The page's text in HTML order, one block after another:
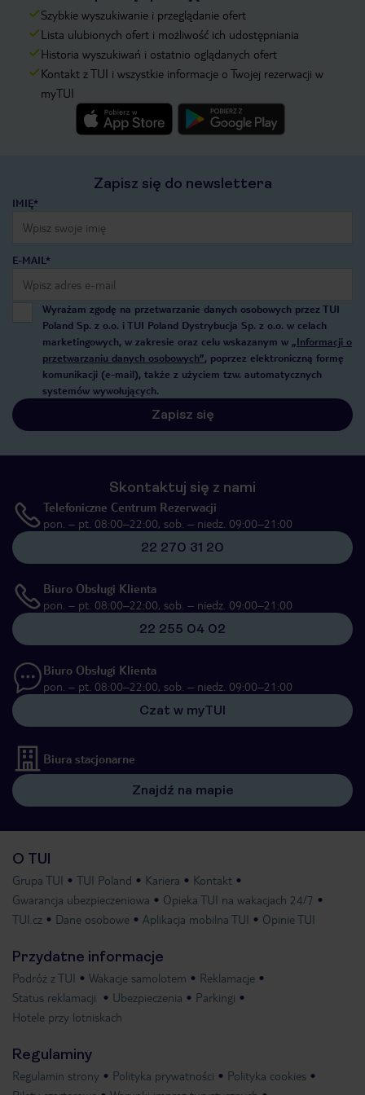
Szybkie wyszukiwanie i przeglądanie ofert
Lista ulubionych ofert i możliwość ich udostępniania
Historia wyszukiwań i ostatnio oglądanych ofert
Kontakt z TUI i wszystkie informacje o Twojej rezerwacji w
myTUI
Zapisz się do newslettera
IMIĘ*
E-MAIL*
Wyrażam zgodę na przetwarzanie danych osobowych przez TUI
Poland Sp. z o.o. i TUI Poland Dystrybucja Sp. z o.o. w celach
marketingowych, w zakresie oraz celu wskazanym w „Informacji o
przetwarzaniu danych osobowych”, poprzez elektroniczną formę
komunikacji (e-mail), także z użyciem tzw. automatycznych
systemów wywołujących.
Zapisz się
Skontaktuj się z nami
Telefoniczne Centrum Rezerwacji
pon. – pt. 08:00–22:00, sob. – niedz. 09:00–21:00
22 270 31 20
Biuro Obsługi Klienta
pon. – pt. 08:00–22:00, sob. – niedz. 09:00–21:00
22 255 04 02
Biuro Obsługi Klienta
pon. – pt. 08:00–22:00, sob. – niedz. 09:00–21:00
Czat w myTUI
Biura stacjonarne
Znajdź na mapie
O TUI
Grupa TUI TUI Poland Kariera
Kontakt
Gwarancja ubezpieczeniowa
Opieka TUI na wakacjach 24/7
TUI.cz
Dane osobowe Aplikacja mobilna TUI Opinie TUI
Przydatne informacje
Podróż z TUI Wakacje samolotem
Reklamacje
Status reklamacji
Ubezpieczenia
Parkingi
Hotele przy lotniskach
Regulaminy
Regulamin strony Polityka prywatności
Polityka cookies